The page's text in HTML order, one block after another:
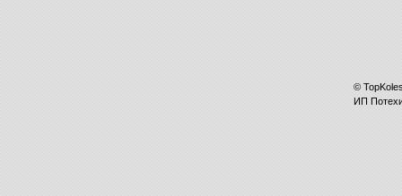
©
ИП